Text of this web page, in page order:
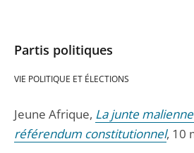
Partis politiques
VIE POLITIQUE ET ÉLECTIONS
Jeune Afrique, La junte
référendum constitutionnel, 10